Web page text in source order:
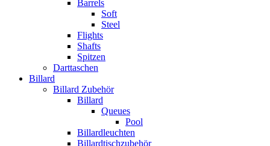
Barrels
Soft
Steel
Flights
Shafts
Spitzen
Darttaschen
Billard
Billard Zubehör
Billard
Queues
Pool
Billardleuchten
Billardtischzubehör